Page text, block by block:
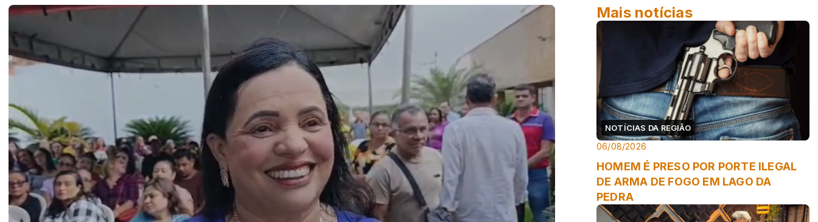
Mais notícias
NOTÍCIAS DA REGIÃO
06/08/2026
HOMEM É PRESO POR PORTE ILEGAL
DE ARMA DE FOGO EM LAGO DA
PEDRA